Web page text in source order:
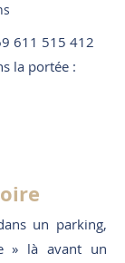
611 515 412
la portée :
un parking,
» là avant un